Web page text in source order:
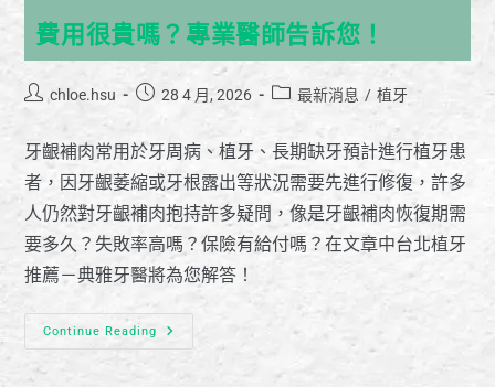
費用很貴嗎？專業醫師告訴您！
chloe.hsu 28 4 月, 2026 最新消息 / 植牙
牙齦補肉常用於牙周病、植牙、長期缺牙預計進行植牙患
者，因牙齦萎縮或牙根露出等狀況需要先進行修復，許多
人仍然對牙齦補肉抱持許多疑問，像是牙齦補肉恢復期需
要多久？失敗率高嗎？保險有給付嗎？在文章中台北植牙
推薦－典雅牙醫將為您解答！
Continue Reading